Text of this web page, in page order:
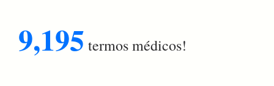
9,195 termos médicos!